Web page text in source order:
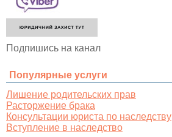
Подпишись на канал
Популярные услуги
Лишение родительских прав
Расторжение брака
Консультации юриста по наследству
Вступление в наследство